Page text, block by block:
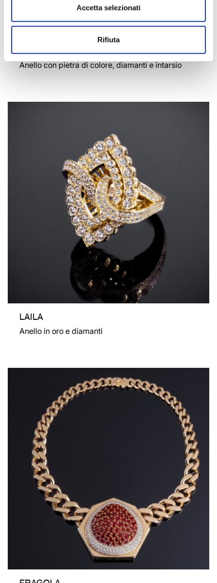
Accetta selezionati
Rifiuta
CICLAMINO
Anello con pietra di colore, diamanti e intarsio
LAILA
Anello in oro e diamanti